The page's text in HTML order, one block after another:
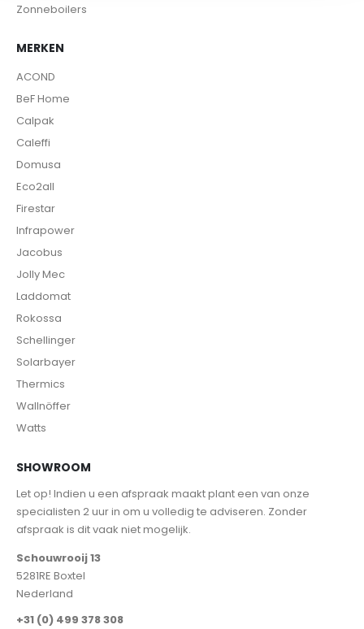
Zonneboilers
MERKEN
ACOND
BeF Home
Calpak
Caleffi
Domusa
Eco2all
Firestar
Infrapower
Jacobus
Jolly Mec
Laddomat
Rokossa
Schellinger
Solarbayer
Thermics
Wallnöffer
Watts
SHOWROOM
Let op! Indien u een afspraak maakt plant een van onze
specialisten 2 uur in om u volledig te adviseren. Zonder
afspraak is dit vaak niet mogelijk.
Schouwrooij 13
5281RE Boxtel
Nederland
+31 (0) 499 378 308